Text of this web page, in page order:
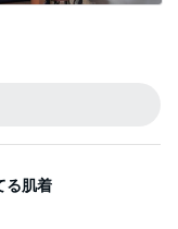
る肌着